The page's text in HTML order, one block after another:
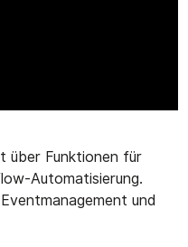
über Funktionen für
Automatisierung.
und